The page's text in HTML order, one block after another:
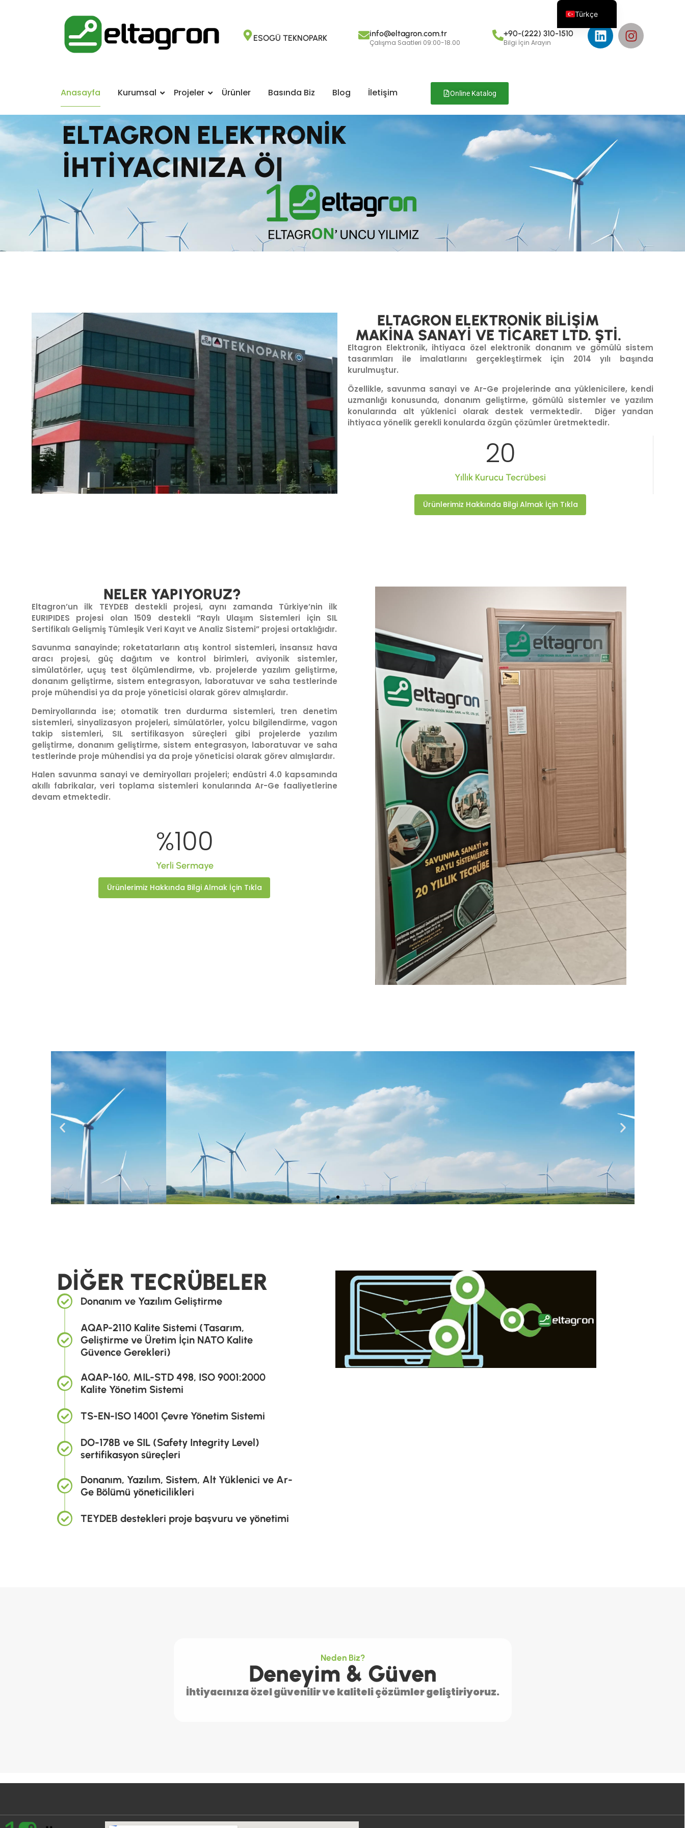
ESOGÜ TEKNOPARK info@eltagron.com.tr
Çalışma Saatleri 09:00-18.00
+90-(222) 310-1510
Bilgi İçin Arayın
Anasayfa Kurumsal Projeler Ürünler Basında Biz Blog İletişim Online Katalog
ELTAGRON ELEKTRONİK
İHTİYACINIZAÖZEL
ELTAGRON ELEKTRONİK BİLİŞİM
MAKİNA SANAYİ VE TİCARET LTD. ŞTİ.
Eltagron Elektronik, ihtiyaca özel elektronik donanım ve gömülü sistem
tasarımları ile imalatlarını gerçekleştirmek için 2014 yılı başında
kurulmuştur.
Özellikle, savunma sanayi ve Ar-Ge projelerinde ana yüklenicilere, kendi
uzmanlığı konusunda, donanım geliştirme, gömülü sistemler ve yazılım
konularında alt yüklenici olarak destek vermektedir. Diğer yandan
ihtiyaca yönelik gerekli konularda özgün çözümler üretmektedir.
Yıllık Kurucu Tecrübesi
20
Ürünlerimiz Hakkında Bilgi Almak İçin Tıkla
NELER YAPIYORUZ?
Eltagron’un ilk TEYDEB destekli projesi, aynı zamanda Türkiye’nin ilk
EURIPIDES projesi olan 1509 destekli “Raylı Ulaşım Sistemleri için SIL
Sertifikalı Gelişmiş Tümleşik Veri Kayıt ve Analiz Sistemi” projesi ortaklığıdır.
Savunma sanayinde; roketatarların atış kontrol sistemleri, insansız hava
aracı projesi, güç dağıtım ve kontrol birimleri, aviyonik sistemler,
simülatörler, uçuş test ölçümlendirme, vb. projelerde yazılım geliştirme,
donanım geliştirme, sistem entegrasyon, laboratuvar ve saha testlerinde
proje mühendisi ya da proje yöneticisi olarak görev almışlardır.
Demiryollarında ise; otomatik tren durdurma sistemleri, tren denetim
sistemleri, sinyalizasyon projeleri, simülatörler, yolcu bilgilendirme, vagon
takip sistemleri, SIL sertifikasyon süreçleri gibi projelerde yazılım
geliştirme, donanım geliştirme, sistem entegrasyon, laboratuvar ve saha
testlerinde proje mühendisi ya da proje yöneticisi olarak görev almışlardır.
Halen savunma sanayi ve demiryolları projeleri; endüstri 4.0 kapsamında
akıllı fabrikalar, veri toplama sistemleri konularında Ar-Ge faaliyetlerine
devam etmektedir.
Yerli Sermaye
%100
Ürünlerimiz Hakkında Bilgi Almak İçin Tıkla
KAYNAĞI
DAHA FAZLA BİLİGİ
DİĞER TECRÜBELER
Donanım ve Yazılım Geliştirme
AQAP-2110 Kalite Sistemi (Tasarım,
Geliştirme ve Üretim İçin NATO Kalite
Güvence Gerekleri)
AQAP-160, MIL-STD 498, ISO 9001:2000
Kalite Yönetim Sistemi
TS-EN-ISO 14001 Çevre Yönetim Sistemi
DO-178B ve SIL (Safety Integrity Level)
sertifikasyon süreçleri
Donanım, Yazılım, Sistem, Alt Yüklenici ve Ar-
Ge Bölümü yöneticilikleri
TEYDEB destekleri proje başvuru ve yönetimi
Neden Biz?
Deneyim & Güven
İhtiyacınıza özel güvenilir ve kaliteli çözümler geliştiriyoruz.
Türkçe